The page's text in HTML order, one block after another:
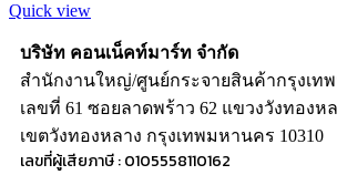
Quick view
บริษัท คอนเน็คท์มาร์ท จำกัด
สำนักงานใหญ่/ศูนย์กระจายสินค้ากรุงเท
เลขที่ 61 ซอยลาดพร้าว 62 แขวงวังทองห
เขตวังทองหลาง กรุงเทพมหานคร 10310
เลขที่ผู้เสียภาษี : 0105558110162